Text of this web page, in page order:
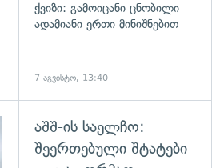
ქვიზი: გამოიცანი ცნობილი
ადამიანი ერთი მინიშნებით
7 აგვისტო, 13:40
გადახედვა
აშშ-ის საელჩო:
შეერთებული შტატები